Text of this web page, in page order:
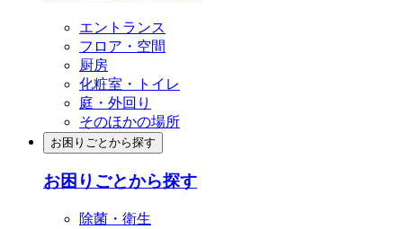
エントランス
フロア・空間
厨房
化粧室・トイレ
庭・外回り
そのほかの場所
お困りごとから探す
お困りごとから探す
除菌・衛生